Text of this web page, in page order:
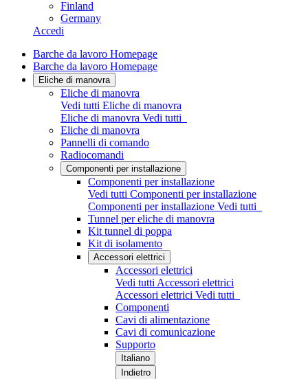
Finland
Germany
Accedi
Barche da lavoro Homepage
Barche da lavoro Homepage
Eliche di manovra
Eliche di manovra
Vedi tutti Eliche di manovra
Eliche di manovra Vedi tutti
Eliche di manovra
Pannelli di comando
Radiocomandi
Componenti per installazione
Componenti per installazione
Vedi tutti Componenti per installazione
Componenti per installazione Vedi tutti
Tunnel per eliche di manovra
Kit tunnel di poppa
Kit di isolamento
Accessori elettrici
Accessori elettrici
Vedi tutti Accessori elettrici
Accessori elettrici Vedi tutti
Componenti
Cavi di alimentazione
Cavi di comunicazione
Supporto
Italiano
Indietro